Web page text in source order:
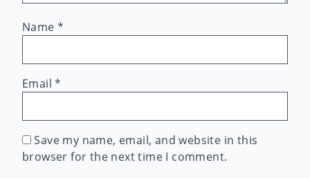
Name *
Email*
Save my name, email, and website in this
browser for the next time I comment.